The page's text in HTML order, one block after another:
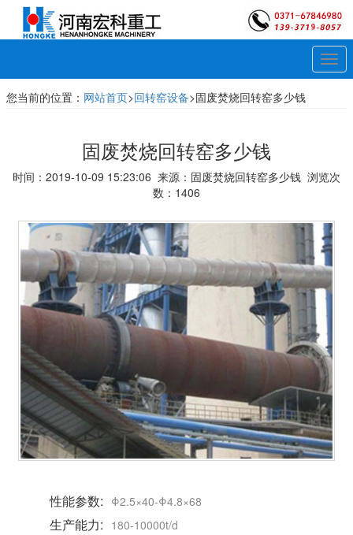
您当前的位置： 网站首页>回转窑设备>固废焚烧回转窑多少钱
固废焚烧回转窑多少钱
时间：2019-10-09 15:23:06 来源：固废焚烧回转窑多少钱 浏览次
数：1406
性能参数: Φ2.5×40-Φ4.8×68
生产能力: 180-10000t/d